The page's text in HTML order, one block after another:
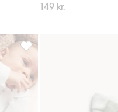
149 kr.
till i favoriter
Leggings med